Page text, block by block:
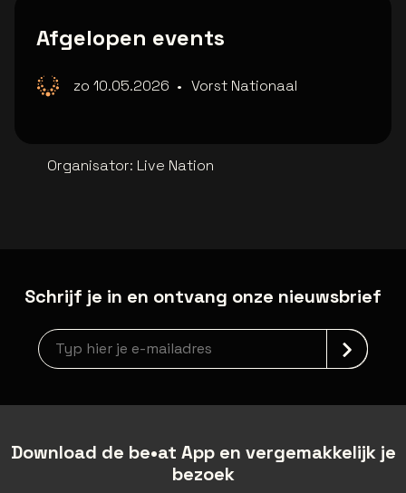
Afgelopen events
zo 10.05.2026 • Vorst Nationaal
Organisator: Live Nation
Schrijf je in en ontvang onze nieuwsbrief
Nieuwsbrief aanmelding
Download de be•at App en vergemakkelijk je
bezoek